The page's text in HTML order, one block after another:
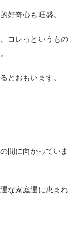
好奇心も旺盛。
コレっというもの
とおもいます。
間に向かっていま
な家庭運に恵まれ